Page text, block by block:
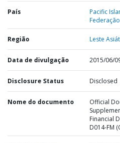
País Pacific
Região Leste
Data de divulgação 2015/06/
Disclosure Status Disclosed
Nome do documento
Official
Financial
D014-FM